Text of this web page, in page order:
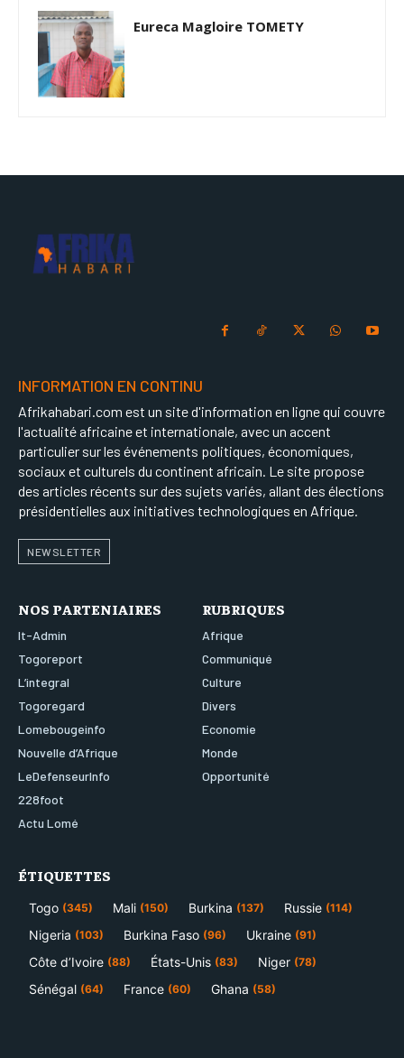
Eureca Magloire TOMETY
INFORMATION EN CONTINU
Afrikahabari.com est un site d'information en ligne qui couvre
l'actualité africaine et internationale, avec un accent
particulier sur les événements politiques, économiques,
sociaux et culturels du continent africain. Le site propose
des articles récents sur des sujets variés, allant des élections
présidentielles aux initiatives technologiques en Afrique.
NEWSLETTER
NOS PARTENIAIRES
It-Admin
Togoreport
L’integral
Togoregard
Lomebougeinfo
Nouvelle d’Afrique
LeDefenseurInfo
228foot
Actu Lomé
RUBRIQUES
Afrique
Communiqué
Culture
Divers
Economie
Monde
Opportunité
ÉTIQUETTES
Togo (345) Mali (150) Burkina (137) Russie (114)
Nigeria (103) Burkina Faso (96) Ukraine (91)
Côte d’Ivoire (88) États-Unis (83) Niger (78)
Sénégal (64) France (60) Ghana (58)